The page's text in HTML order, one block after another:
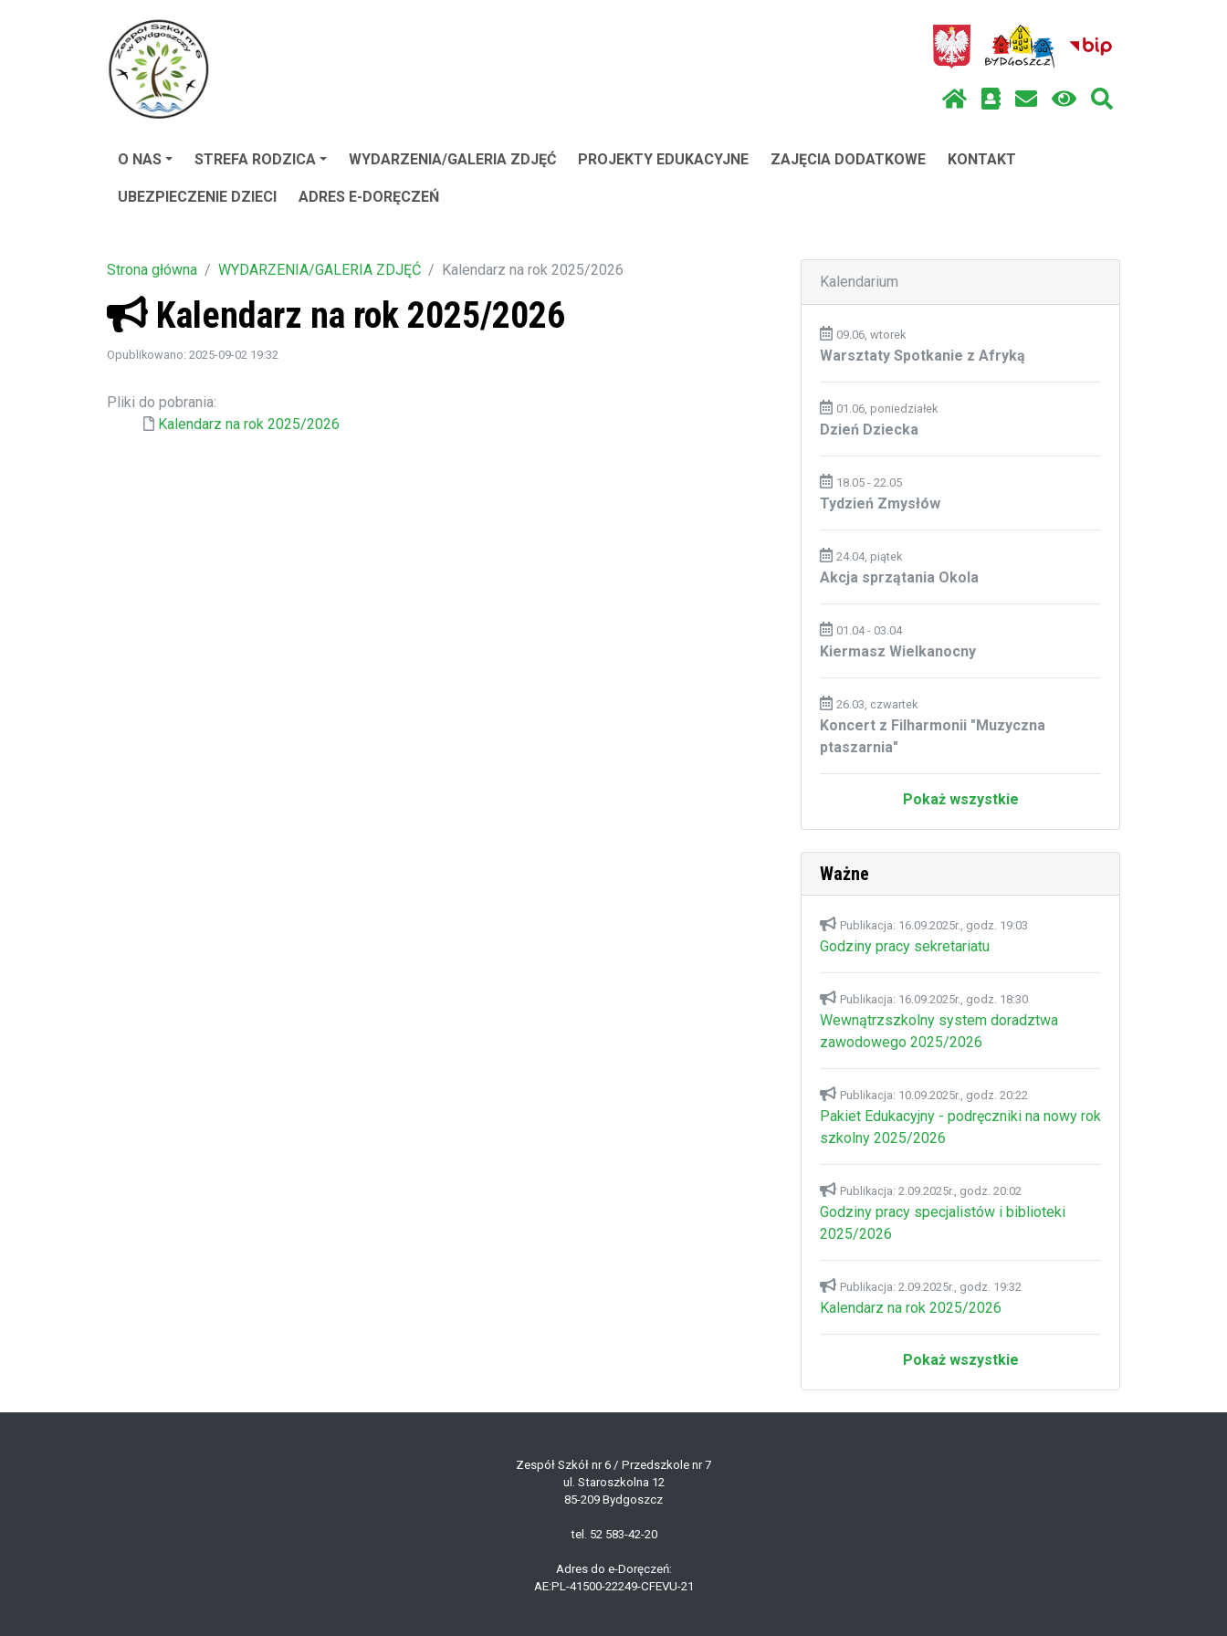
O NAS STREFA RODZICA WYDARZENIA/GALERIA ZDJĘĆ PROJEKTY EDUKACYJNE ZAJĘCIA DODATKOWE KONTAKT
UBEZPIECZENIE DZIECI ADRES E-DORĘCZEŃ
Strona główna WYDARZENIA/GALERIA ZDJĘĆ Kalendarz na rok 2025/2026
Kalendarz na rok 2025/2026
Opublikowano: 2025-09-02 19:32
Pliki do pobrania:
Kalendarz na rok 2025/2026
Kalendarium
09.06, wtorek
Warsztaty Spotkanie z Afryką
01.06, poniedziałek
Dzień Dziecka
18.05 - 22.05
Tydzień Zmysłów
24.04, piątek
Akcja sprzątania Okola
01.04 - 03.04
Kiermasz Wielkanocny
26.03, czwartek
Koncert z Filharmonii "Muzyczna
ptaszarnia"
Pokaż wszystkie
Ważne
Publikacja: 16.09.2025r., godz. 19:03
Godziny pracy sekretariatu
Publikacja: 16.09.2025r., godz. 18:30
Wewnątrzszkolny system doradztwa
zawodowego 2025/2026
Publikacja: 10.09.2025r., godz. 20:22
Pakiet Edukacyjny - podręczniki na nowy rok
szkolny 2025/2026
Publikacja: 2.09.2025r., godz. 20:02
Godziny pracy specjalistów i biblioteki
2025/2026
Publikacja: 2.09.2025r., godz. 19:32
Kalendarz na rok 2025/2026
Pokaż wszystkie
Zespół Szkół nr 6 / Przedszkole nr 7
ul. Staroszkolna 12
85-209 Bydgoszcz
tel. 52 583-42-20
Adres do e-Doręczeń:
AE:PL-41500-22249-CFEVU-21